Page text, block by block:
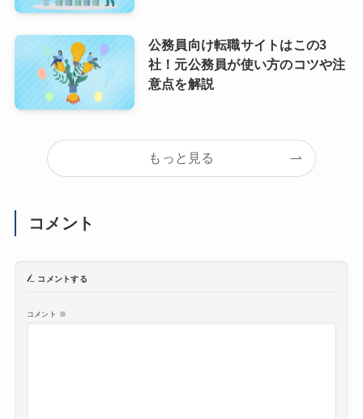
公務員向け転職サイトはこの3
社！元公務員が使い方のコツや注
意点を解説
もっと見る
コメント
コメントする
コメント ※